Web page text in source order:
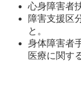
心身障害者
障害支援区
と。
身体障害者
医療に関す